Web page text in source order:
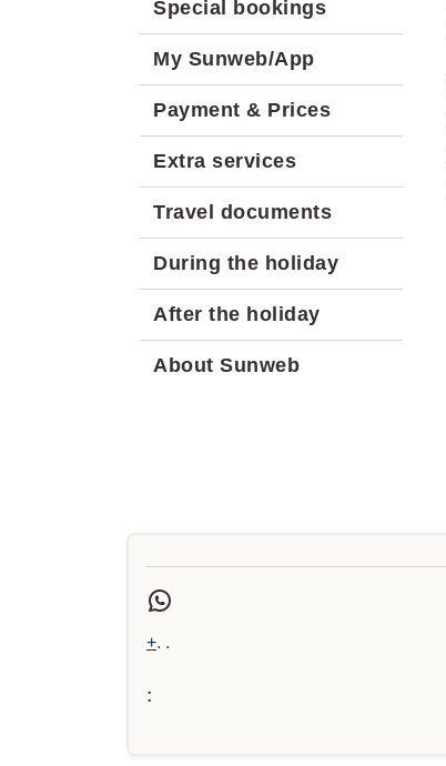
Special bookings
My Sunweb/App
Payment & Prices
Extra services
Travel documents
During the holiday
After the holiday
About Sunweb
+. .
: